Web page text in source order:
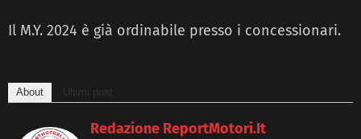
Il M.Y. 2024 è già ordinabile presso i concessionari.
About Ultimi post
Redazione ReportMotori.it